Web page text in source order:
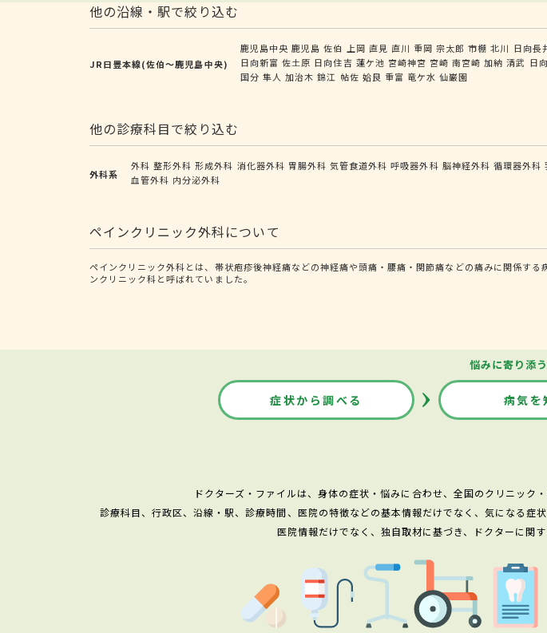
他の沿線・駅で絞り込む
JR日豊本線(佐伯～鹿児島中央)
鹿児島中央 鹿児島 佐伯 上岡 直見 直川 重岡 宗太郎 市棚 北川 日向長
日向新富 佐土原 日向住吉 蓮ケ池 宮崎神宮 宮崎 南宮崎 加納 清武 日
国分 隼人 加治木 錦江 帖佐 姶良 重富 竜ケ水 仙巌園
他の診療科目で絞り込む
外科系
外科 整形外科 形成外科 消化器外科 胃腸外科 気管食道外科 呼吸器外科 脳神経外科 循環器外科
血管外科 内分泌外科
ペインクリニック外科について
ペインクリニック外科とは、帯状疱疹後神経痛などの神経痛や頭痛・腰痛・関節痛などの痛みに関係す
ンクリニック科と呼ばれていました。
悩みに寄り添
症状から調べる 病気を
ドクターズ・ファイルは、身体の症状・悩みに合わせ、全国のクリニック
診療科目、行政区、沿線・駅、診療時間、医院の特徴などの基本情報だけでなく、気になる症
医院情報だけでなく、独自取材に基づき、ドクターに関